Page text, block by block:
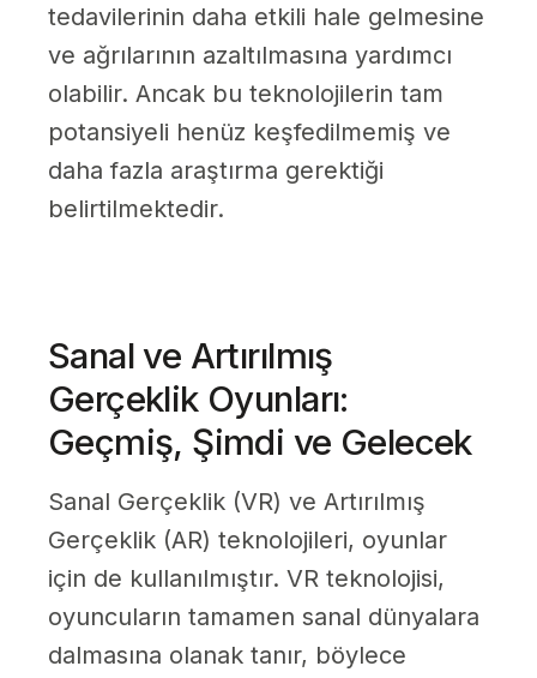
tedavilerinin daha etkili hale gelmesine
ve ağrılarının azaltılmasına yardımcı
olabilir. Ancak bu teknolojilerin tam
potansiyeli henüz keşfedilmemiş ve
daha fazla araştırma gerektiği
belirtilmektedir.
Sanal ve Artırılmış
Gerçeklik Oyunları:
Geçmiş, Şimdi ve Gelecek
Sanal Gerçeklik (VR) ve Artırılmış
Gerçeklik (AR) teknolojileri, oyunlar
için de kullanılmıştır. VR teknolojisi,
oyuncuların tamamen sanal dünyalara
dalmasına olanak tanır, böylece